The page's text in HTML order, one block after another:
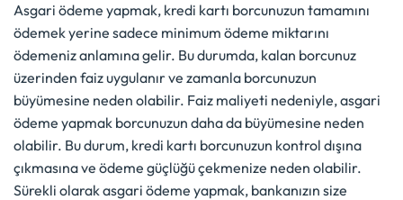
Asgari ödeme yapmak, kredi kartı borcunuzun tamamını
ödemek yerine sadece minimum ödeme miktarını
ödemeniz anlamına gelir. Bu durumda, kalan borcunuz
üzerinden faiz uygulanır ve zamanla borcunuzun
büyümesine neden olabilir. Faiz maliyeti nedeniyle, asgari
ödeme yapmak borcunuzun daha da büyümesine neden
olabilir. Bu durum, kredi kartı borcunuzun kontrol dışına
çıkmasına ve ödeme güçlüğü çekmenize neden olabilir.
Sürekli olarak asgari ödeme yapmak, bankanızın size